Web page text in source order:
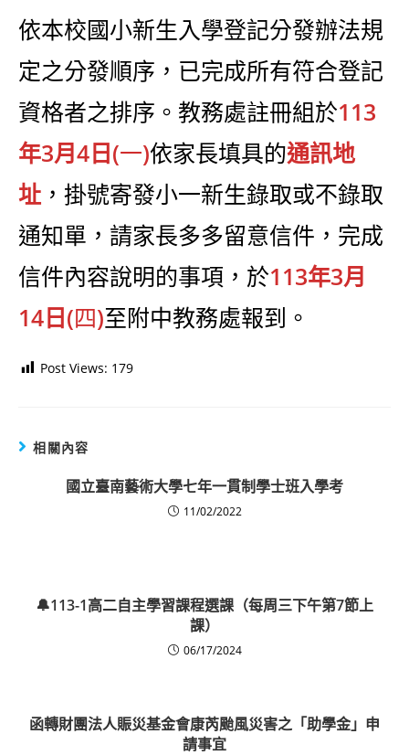
依本校國小新生入學登記分發辦法規
定之分發順序，已完成所有符合登記
資格者之排序。教務處註冊組於113
年3月4日(一)依家長填具的通訊地
址 ，掛號寄發小一新生錄取或不錄取
通知單，請家長多多留意信件，完成
信件內容說明的事項，於113年3月
14日(四)至附中教務處報到。
Post Views: 179
相關內容
國立臺南藝術大學七年一貫制學士班入學考
11/02/2022
🔔113-1高二自主學習課程選課（每周三下午第7節上
課）
06/17/2024
函轉財團法人賑災基金會康芮颱風災害之「助學金」申
請事宜